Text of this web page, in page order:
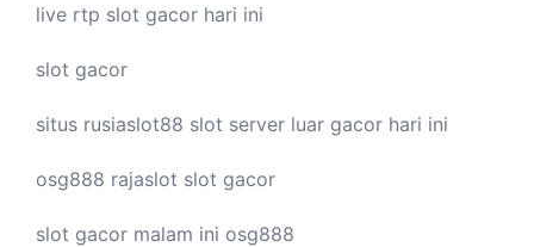
live rtp slot gacor hari ini
slot gacor
situs rusiaslot88 slot server luar gacor hari ini
osg888 rajaslot slot gacor
slot gacor malam ini osg888